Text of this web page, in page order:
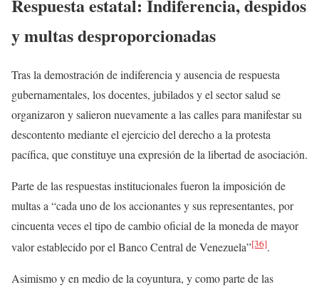
Respuesta estatal: Indiferencia, despidos
y multas desproporcionadas
Tras la demostración de indiferencia y ausencia de respuesta
gubernamentales, los docentes, jubilados y el sector salud se
organizaron y salieron nuevamente a las calles para manifestar su
descontento mediante el ejercicio del derecho a la protesta
pacífica, que constituye una expresión de la libertad de asociación.
Parte de las respuestas institucionales fueron la imposición de
multas a “cada uno de los accionantes y sus representantes, por
cincuenta veces el tipo de cambio oficial de la moneda de mayor
valor establecido por el Banco Central de Venezuela”[36].
Asimismo y en medio de la coyuntura, y como parte de las